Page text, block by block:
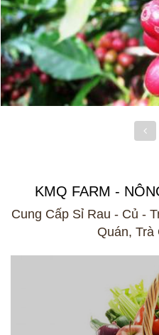
KMQ FARM -
Cung Cấp Sỉ Rau - Củ -
Quán, Trà